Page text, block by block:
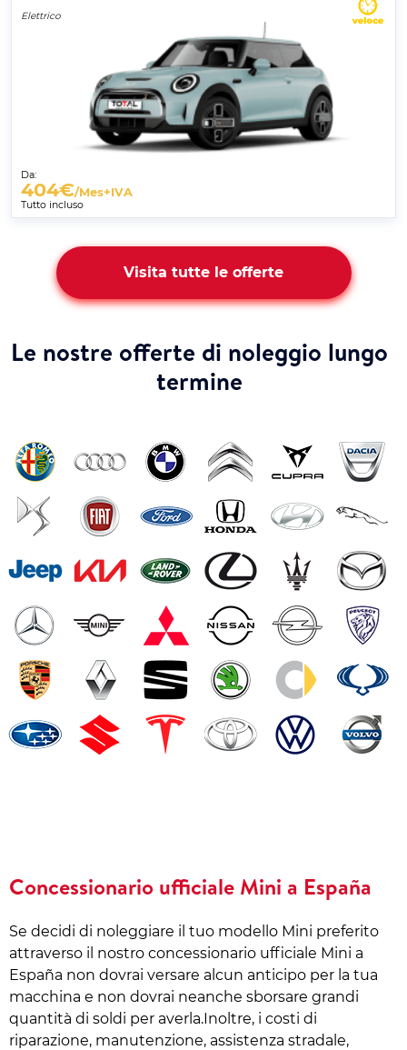
Elettrico
Da:
404€/Mes+IVA
Tutto incluso
Visita tutte le offerte
Le nostre offerte di noleggio lungo
termine
Concessionario ufficiale Mini a España
Se decidi di noleggiare il tuo modello Mini preferito
attraverso il nostro concessionario ufficiale Mini a
España non dovrai versare alcun anticipo per la tua
macchina e non dovrai neanche sborsare grandi
quantità di soldi per averla.Inoltre, i costi di
riparazione, manutenzione, assistenza stradale,